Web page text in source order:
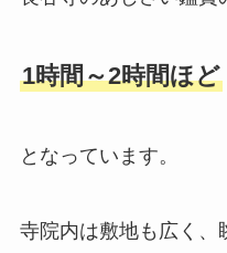
1時間～2時間ほど
となっています。
寺院内は敷地も広く、